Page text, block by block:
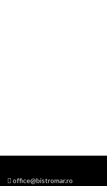
office@bistromar.ro